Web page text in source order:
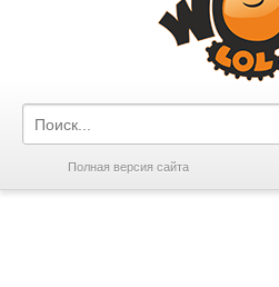
Полная версия сайта